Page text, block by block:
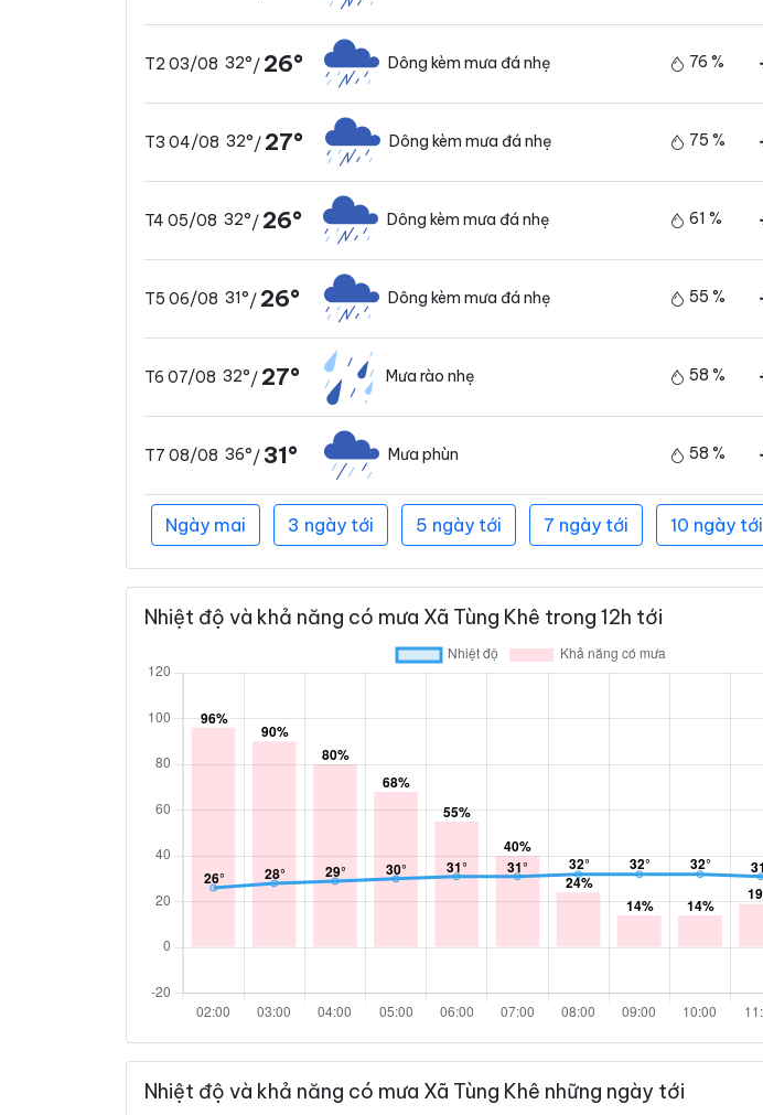
T2 03/08 32°/ 26° Dông kèm mưa đá nhẹ 76 %
T3 04/08 32°/ 27° Dông kèm mưa đá nhẹ 75 %
T4 05/08 32°/ 26° Dông kèm mưa đá nhẹ 61 %
T5 06/08 31°/ 26° Dông kèm mưa đá nhẹ 55 %
T6 07/08 32°/ 27° Mưa rào nhẹ 58 %
T7 08/08 36°/31° Mưa phùn 58 %
Ngày mai 3 ngày tới 5 ngày tới 7 ngày tới 10 ngày tới
Nhiệt độ và khả năng có mưa Xã Tùng Khê trong 12h tới
Nhiệt độ và khả năng có mưa Xã Tùng Khê những ngày tới